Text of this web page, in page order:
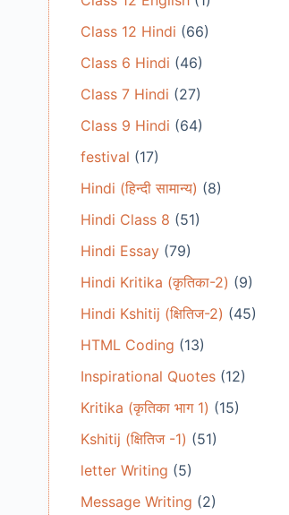
Class 12 Hindi (66)
Class 6 Hindi (46)
Class 7 Hindi (27)
Class 9 Hindi (64)
festival (17)
Hindi (हिन्दी सामान्य) (8)
Hindi Class 8 (51)
Hindi Essay(79)
Hindi Kritika (कृतिका-2) (9)
Hindi Kshitij (क्षितिज-2) (45)
HTML Coding (13)
Inspirational Quotes(12)
Kritika (कृतिका भाग 1) (15)
Kshitij (क्षितिज -1) (51)
letter Writing (5)
Message Writing (2)